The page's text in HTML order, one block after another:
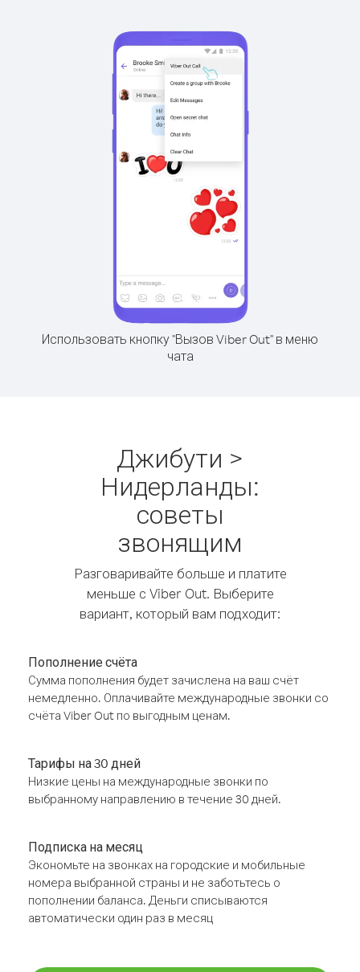
Использовать кнопку "Вызов Viber Out" в меню
чата
Джибути >
Нидерланды:
советы
звонящим
Разговаривайте больше и платите
меньше с Viber Out. Выберите
вариант, который вам подходит:
Пополнение счёта
Сумма пополнения будет зачислена на ваш счёт
немедленно. Оплачивайте международные звонки со
счёта Viber Out по выгодным ценам.
Тарифы на 30 дней
Низкие цены на международные звонки по
выбранному направлению в течение 30 дней.
Подписка на месяц
Экономьте на звонках на городские и мобильные
номера выбранной страны и не заботьтесь о
пополнении баланса. Деньги списываются
автоматически один раз в месяц